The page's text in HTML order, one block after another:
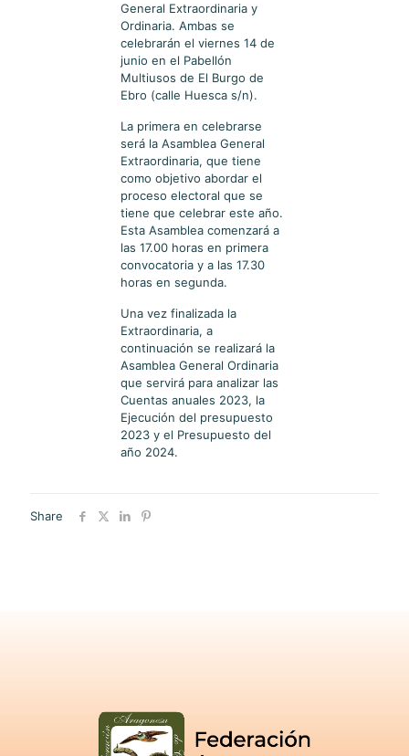
General Extraordinaria y
Ordinaria. Ambas se
celebrarán el viernes 14 de
junio en el Pabellón
Multiusos de El Burgo de
Ebro (calle Huesca s/n).
La primera en celebrarse
será la Asamblea General
Extraordinaria, que tiene
como objetivo abordar el
proceso electoral que se
tiene que celebrar este año.
Esta Asamblea comenzará a
las 17.00 horas en primera
convocatoria y a las 17.30
horas en segunda.
Una vez finalizada la
Extraordinaria, a
continuación se realizará la
Asamblea General Ordinaria
que servirá para analizar las
Cuentas anuales 2023, la
Ejecución del presupuesto
2023 y el Presupuesto del
año 2024.
Share